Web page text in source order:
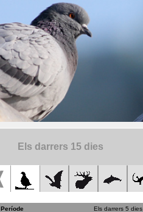
Els darrers 15 dies
Període
Els darrers 5 dies